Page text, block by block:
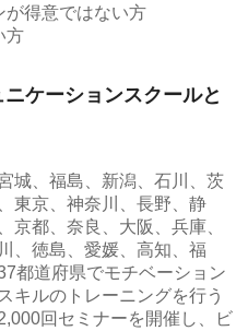
が得意ではない方
方
ケーションスクールと
城、福島、新潟、石川、茨
東京、神奈川、長野、静
京都、奈良、大阪、兵庫、
、徳島、愛媛、高知、福
都道府県でモチベーション
キルのトレーニングを行う
回セミナーを開催し、ビ